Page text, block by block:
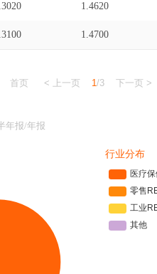
1.4620
1.4700
首页 < 上一页 1/3 下一页 >
年报/年报
行业分布